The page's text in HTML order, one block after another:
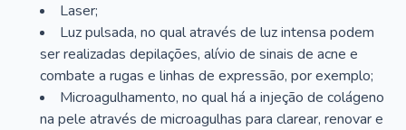
Laser;
Luz pulsada, no qual através de luz intensa podem
ser realizadas depilações, alívio de sinais de acne e
combate a rugas e linhas de expressão, por exemplo;
Microagulhamento, no qual há a injeção de colágeno
na pele através de microagulhas para clarear, renovar e